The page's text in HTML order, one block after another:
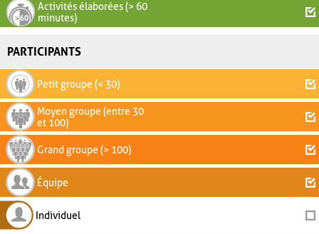
Activités élaborées (> 60
minutes)
PARTICIPANTS
Petit groupe (< 30)
Moyen groupe (entre 30
et 100)
Grand groupe (> 100)
Équipe
Individuel